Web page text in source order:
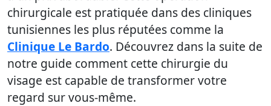
chirurgicale est pratiquée dans des cliniques
tunisiennes les plus réputées comme la
Clinique Le Bardo. Découvrez dans la suite de
notre guide comment cette chirurgie du
visage est capable de transformer votre
regard sur vous-même.